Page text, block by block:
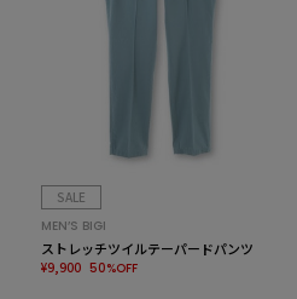
SALE
MEN’S BIGI
ストレッチツイルテーパードパンツ
¥9,900 50%OFF